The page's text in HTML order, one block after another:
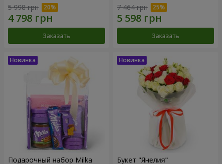
5 998 грн
Заказать
7 464 грн
Заказать
Подарочный набор Milka Букет "Янелия"